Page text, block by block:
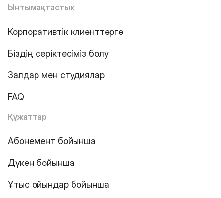
Ынтымақтастық
Корпоративтік клиенттерге
Біздің серіктесіміз болу
Залдар мен студиялар
FAQ
Құжаттар
Абонемент бойынша
Дүкен бойынша
Ұтыс ойындар бойынша